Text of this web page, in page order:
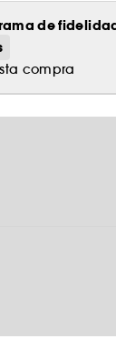
de
compra